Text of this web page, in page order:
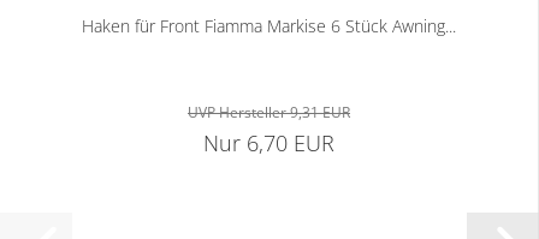
Haken für Front Fiamma Markise 6 Stück Awning...
UVP Hersteller 9,31 EUR
Nur 6,70 EUR